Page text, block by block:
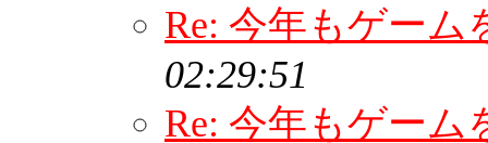
Re: 今年もゲー
02:29:51
Re: 今年もゲー